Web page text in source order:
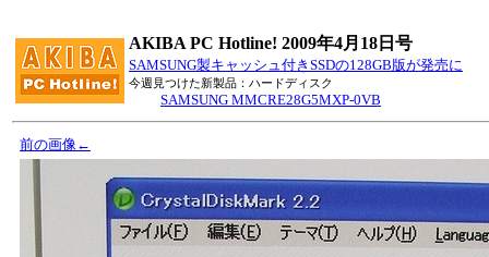
AKIBA PC Hotline! 2009年4月18日号
SAMSUNG製キャッシュ付きSSDの128GB版が発売に
今週見つけた新製品：ハードディスク
SAMSUNG MMCRE28G5MXP-0VB
前の画像←